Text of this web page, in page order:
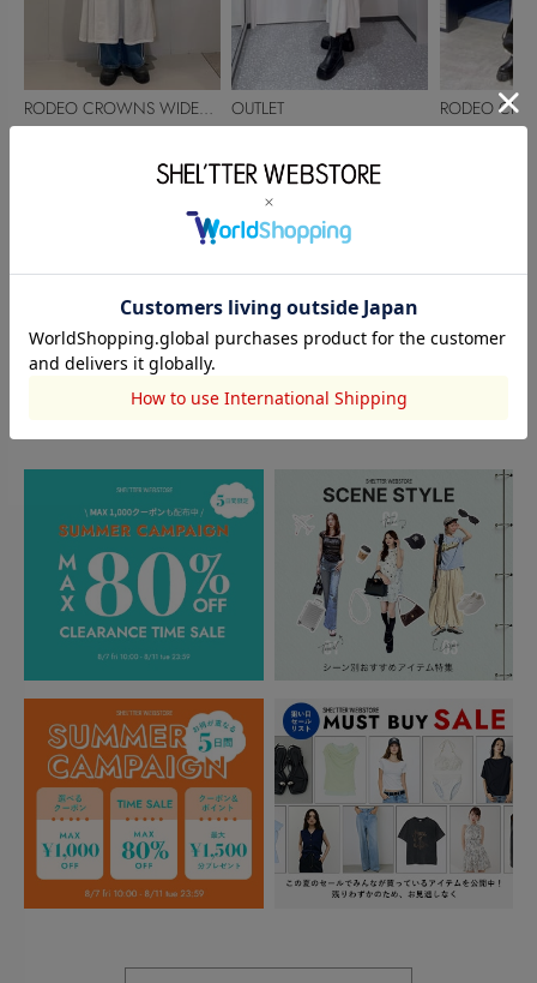
RODEO CROWNS WIDE
BOWL
aika
OUTLET
NANAMI
163cm
RODEO
BOWL
岡﨑裕美
このアイテムを見た人がチェックしている商品
閲覧中カテゴリーのランキング
TOPICS